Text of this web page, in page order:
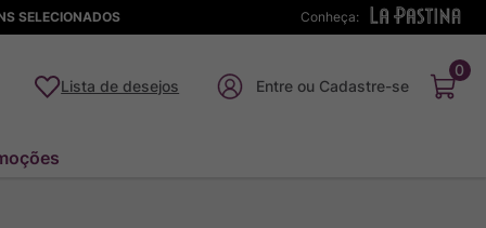
Conheça:
SELECIONADOS
Lista de desejos
0